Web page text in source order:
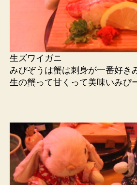
生ズワイガニ
みぴぞうは蟹は刺身が一番好き
生の蟹って甘くって美味いみぴ